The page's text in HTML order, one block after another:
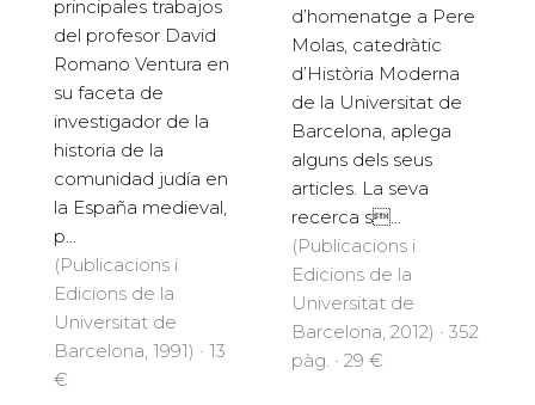
principales trabajos
del profesor David
Romano Ventura en
su faceta de
investigador de la
historia de la
comunidad judía en
la España medieval,
p...
(Publicacions i
Edicions de la
Universitat de
Barcelona, 1991) · 13
€
d’homenatge a Pere
Molas, catedràtic
d’Història Moderna
de la Universitat de
Barcelona, aplega
alguns dels seus
articles. La seva
recerca s...
(Publicacions i
Edicions de la
Universitat de
Barcelona, 2012) · 352
pàg. · 29 €